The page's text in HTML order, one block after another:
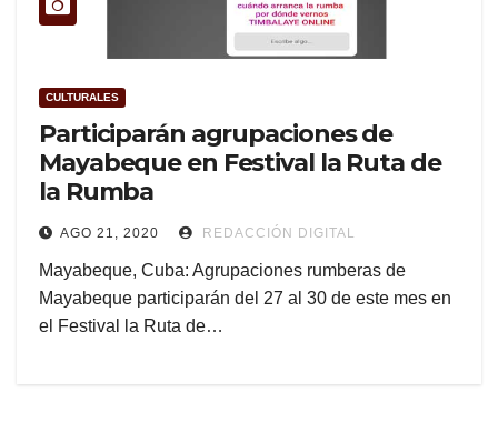
CULTURALES
Participarán agrupaciones de
Mayabeque en Festival la Ruta de
la Rumba
AGO 21, 2020 REDACCIÓN DIGITAL
Mayabeque, Cuba: Agrupaciones rumberas de
Mayabeque participarán del 27 al 30 de este mes en
el Festival la Ruta de…